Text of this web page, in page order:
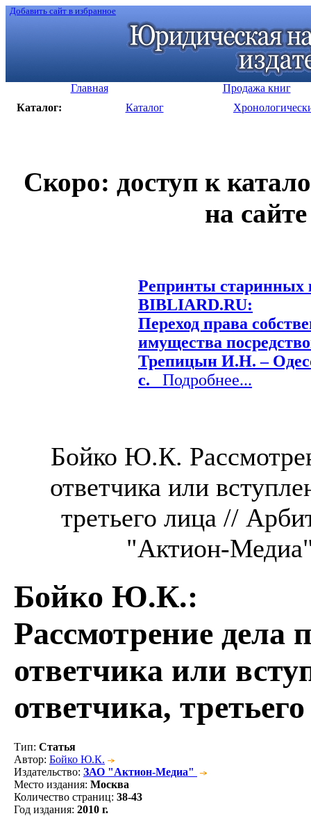
Добавить сайт в избранное
Главная
Продажа книг
Каталог:
Каталог
Скоро: доступ к
на
Репринты старинных
BIBLIARD.RU:
Переход права
имущества
Трепицын И.Н. –
с. Подробнее...
Бойко Ю.К.
ответчика или
третьего лица //
"Актион-
Бойко Ю.К.:
Рассмотрение дела
ответчика или
ответчика,
Тип: Статья
Автор: Бойко Ю.К.
Издательство: ЗАО "Актион-Медиа"
Место издания: Москва
Количество страниц: 38-43
Год издания: 2010 г.